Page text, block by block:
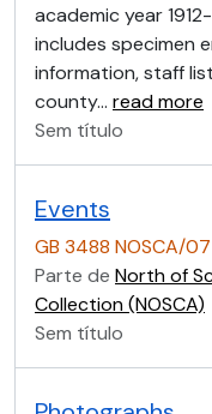
academic year
includes specimen
information, staff
county… read more
Sem título
Events
GB 3488 NOSCA/07
Parte de North of
Collection (NOSCA)
Sem título